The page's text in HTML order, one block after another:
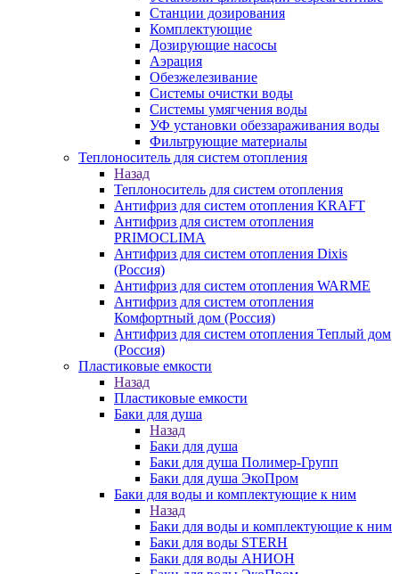
Станции дозирования
Комплектующие
Дозирующие насосы
Аэрация
Обезжелезивание
Системы очистки воды
Системы умягчения воды
УФ установки обеззараживания воды
Фильтрующие материалы
Теплоноситель для систем отопления
Назад
Теплоноситель для систем отопления
Антифриз для систем отопления KRAFT
Антифриз для систем отопления
PRIMOCLIMA
Антифриз для систем отопления Dixis
(Россия)
Антифриз для систем отопления WARME
Антифриз для систем отопления
Комфортный дом (Россия)
Антифриз для систем отопления Теплый дом
(Россия)
Пластиковые емкости
Назад
Пластиковые емкости
Баки для душа
Назад
Баки для душа
Баки для душа Полимер-Групп
Баки для душа ЭкоПром
Баки для воды и комплектующие к ним
Назад
Баки для воды и комплектующие к ним
Баки для воды STERH
Баки для воды АНИОН